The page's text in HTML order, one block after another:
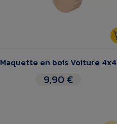
Maquette en bois Voiture 4x4
9,90 €